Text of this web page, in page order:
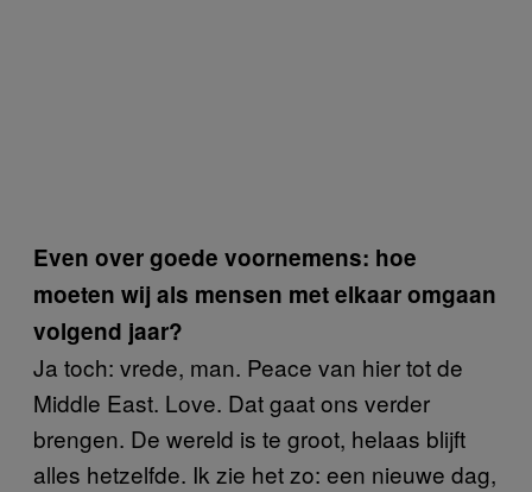
Even over goede voornemens: hoe
moeten wij als mensen met elkaar omgaan
volgend jaar?
Ja toch: vrede, man. Peace van hier tot de
Middle East. Love. Dat gaat ons verder
brengen. De wereld is te groot, helaas blijft
alles hetzelfde. Ik zie het zo: een nieuwe dag,